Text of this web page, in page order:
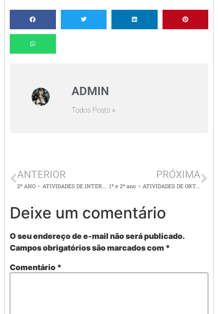
ADMIN
Todos Posts »
ANTERIOR
2º ANO – ATIVIDADES DE INTERPRETAÇÃO DE TEXTO E IMAGENS
PRÓXIMA
1º e 2º ano – ATIVIDADES DE ORTOGRAFIA – SÍLABAS COM SS
Deixe um comentário
O seu endereço de e-mail não será publicado.
Campos obrigatórios são marcados com *
Comentário *